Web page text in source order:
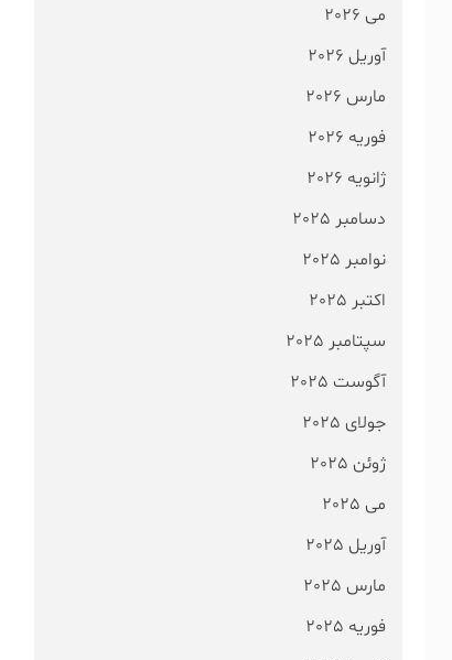
می 2026
آوریل 2026
مارس 2026
فوریه 2026
ژانویه 2026
دسامبر 2025
نوامبر 2025
اکتبر 2025
سپتامبر 2025
آگوست 2025
جولای 2025
ژوئن 2025
می 2025
آوریل 2025
مارس 2025
فوریه 2025